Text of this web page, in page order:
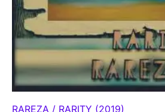
RAREZA / RARITY (2019)